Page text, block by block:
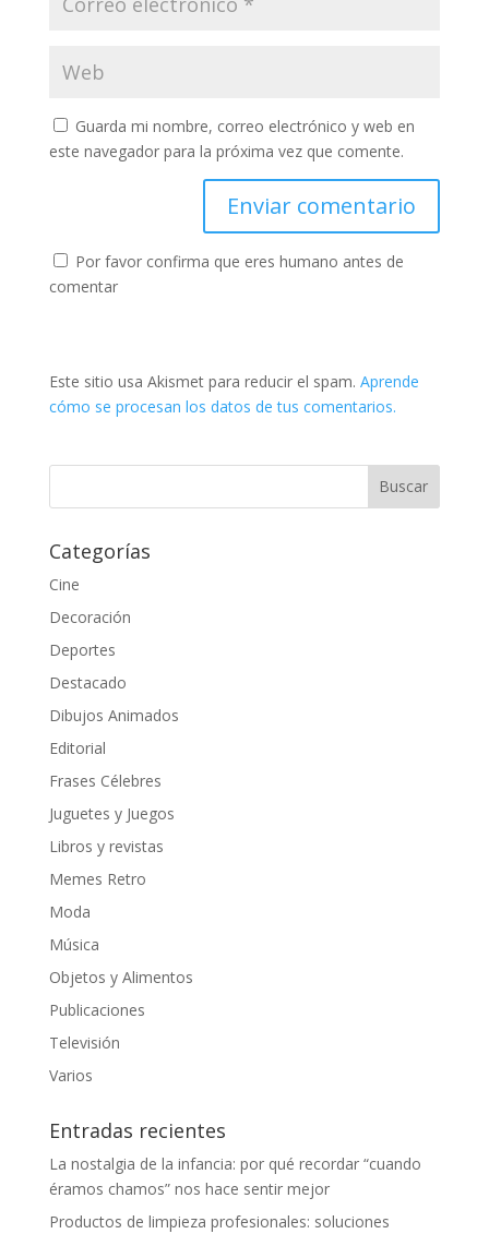
Guarda mi nombre, correo electrónico y web en
este navegador para la próxima vez que comente.
Por favor confirma que eres humano antes de
comentar
Este sitio usa Akismet para reducir el spam. Aprende
cómo se procesan los datos de tus comentarios.
Categorías
Cine
Decoración
Deportes
Destacado
Dibujos Animados
Editorial
Frases Célebres
Juguetes y Juegos
Libros y revistas
Memes Retro
Moda
Música
Objetos y Alimentos
Publicaciones
Televisión
Varios
Entradas recientes
La nostalgia de la infancia: por qué recordar “cuando
éramos chamos” nos hace sentir mejor
Productos de limpieza profesionales: soluciones